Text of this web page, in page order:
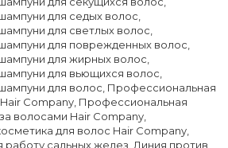
для седых волос
для светлых волос
для поврежденных волос
для жирных волос
для вьющихся волос
для волос Профессиональная
Company Профессиональная
волосами Hair Company
для волос Hair Company
сальных желез Линия против